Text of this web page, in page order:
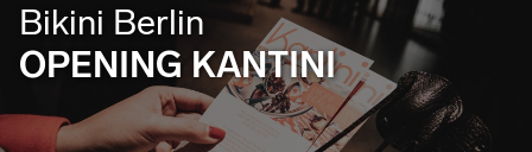
Bikini Berlin
OPENING KANTINI